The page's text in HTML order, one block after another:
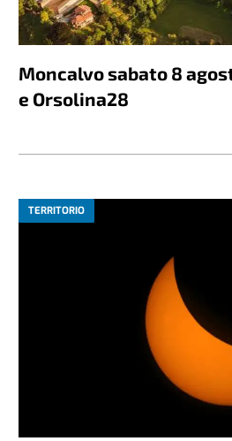
Moncalvo sabato 8
e Orsolina28
TERRITORIO